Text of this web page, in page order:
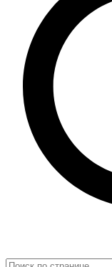
Покупка буста
точечно ускорить
один и тот же этап
публикуют сами
использовать как